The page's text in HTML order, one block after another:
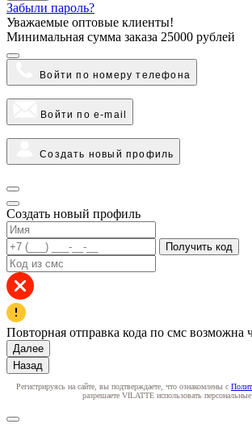
Забыли пароль?
Уважаемые оптовые клиенты!
Минимальная сумма заказа 25000 рублей
Войти по номеру телефона
Войти по e-mail
Создать новый профиль
Создать новый профиль
Получить код
Повторная отправка кода по смс возможна
Далее
Назад
Регистрируясь на сайте, вы подтверждаете, что ознакомлены с
разрешаете VILATTE использовать